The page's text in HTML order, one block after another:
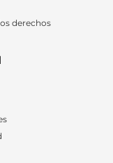
derechos